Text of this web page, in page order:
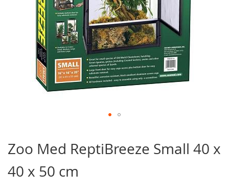
het
begin
van
de
Zoo Med ReptiBreeze Small 40 x
40 x 50 cm